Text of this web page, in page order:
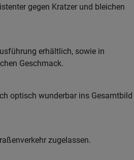
gegen Kratzer und bleichen
erhältlich, sowie in
Geschmack.
optisch wunderbar ins Gesamtbild
zugelassen.